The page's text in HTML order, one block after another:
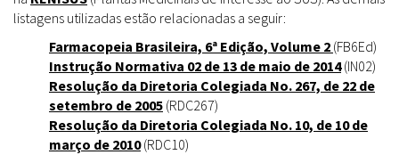
listagens utilizadas estão relacionadas a seguir:
Farmacopeia Brasileira, 6ª Edição, Volume 2 (FB6Ed)
Instrução Normativa 02 de 13 de maio de 2014(IN02)
Resolução da Diretoria Colegiada No. 267, de 22 de
setembro de 2005 (RDC267)
Resolução da Diretoria Colegiada No. 10, de 10 de
março de 2010(RDC10)